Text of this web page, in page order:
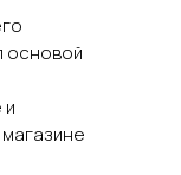
основой